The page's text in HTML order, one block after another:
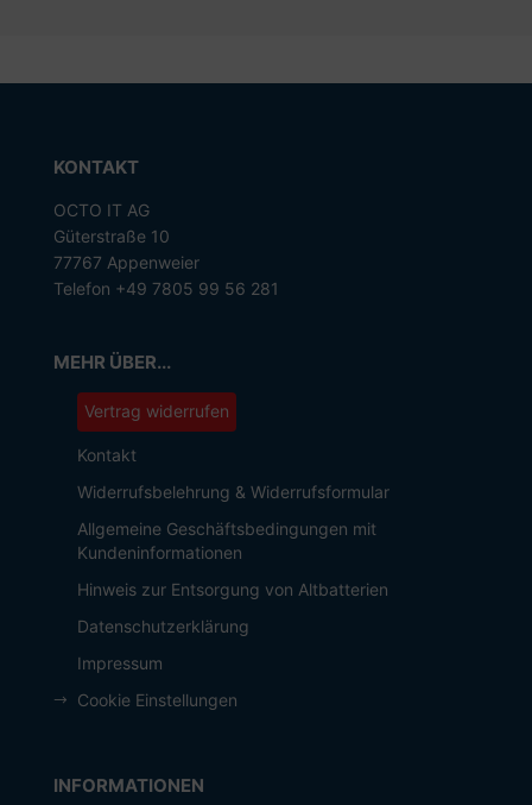
KONTAKT
OCTO IT AG
Güterstraße 10
77767 Appenweier
Telefon +49 7805 99 56 281
MEHR ÜBER...
Vertrag widerrufen
Kontakt
Widerrufsbelehrung & Widerrufsformular
Allgemeine Geschäftsbedingungen mit
Kundeninformationen
Hinweis zur Entsorgung von Altbatterien
Datenschutzerklärung
Impressum
Cookie Einstellungen
INFORMATIONEN